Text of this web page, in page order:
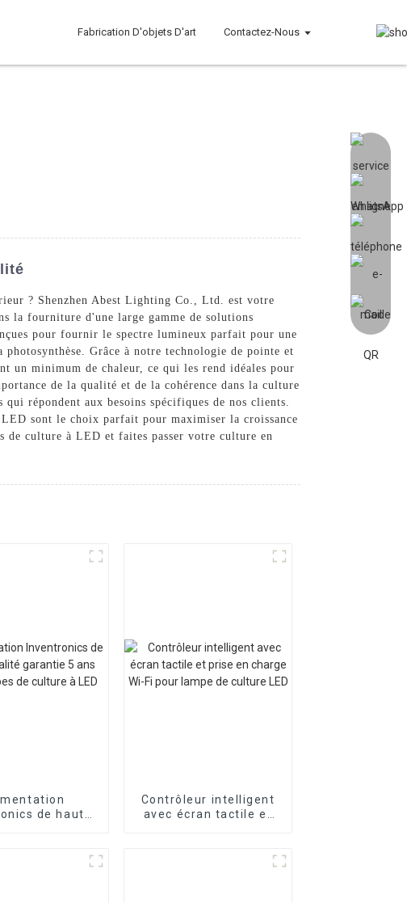
Fabrication D'objets D'art Contactez-Nous
? Shenzhen Abest Lighting Co., Ltd. est votre
la fourniture d'une large gamme de solutions
pour fournir le spectre lumineux parfait pour une
Grâce à notre technologie de pointe et
un minimum de chaleur, ce qui les rend idéales pour
de la qualité et de la cohérence dans la culture
répondent aux besoins spécifiques de nos clients.
sont le choix parfait pour maximiser la croissance
de culture à LED et faites passer votre culture en
de haute
Contrôleur intelligent
avec écran tactile et